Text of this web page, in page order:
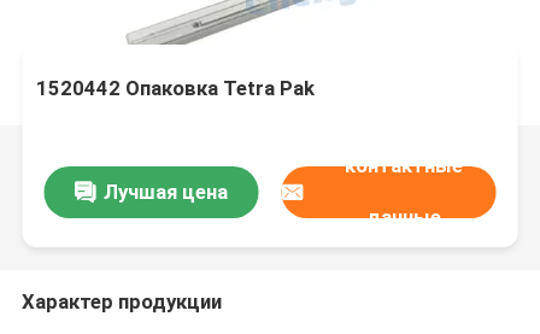
1520442 Опаковка Tetra Pak
Лучшая цена
контактные
данные
Характер продукции